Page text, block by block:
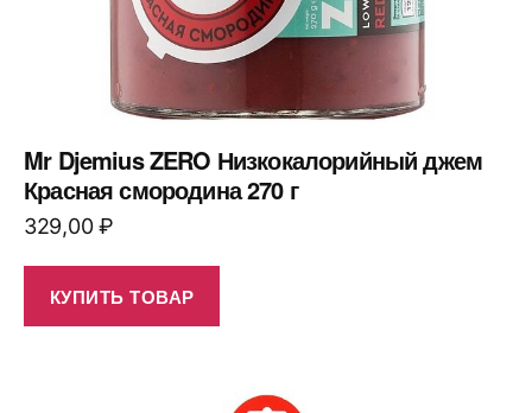
Mr Djemius ZERO Низкокалорийный джем
Красная смородина 270 г
329,00₽
КУПИТЬ ТОВАР